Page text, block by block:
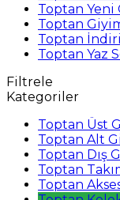
Toptan Yeni
Toptan
Toptan
Toptan Yaz
Filtrele
Kategoriler
Toptan Üst
Toptan Alt
Toptan Dış
Toptan
Toptan